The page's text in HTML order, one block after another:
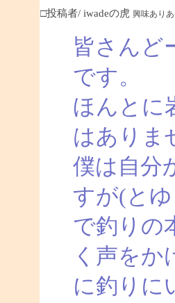
□投稿者/ iwadeの虎 興味ありあ
皆さんど
です。
ほんとに
はありま
僕は自分
すが(と
で釣りの
く声をか
に釣りに